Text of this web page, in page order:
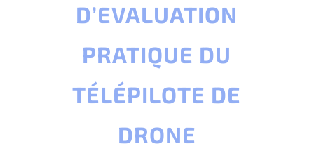
D’EVALUATION
PRATIQUE DU
TÉLÉPILOTE DE
DRONE